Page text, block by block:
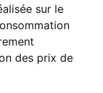
sur le
des prix de